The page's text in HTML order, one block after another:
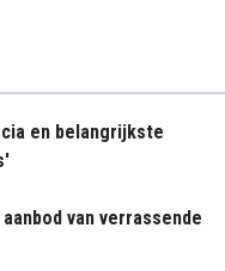
en belangrijkste
van verrassende